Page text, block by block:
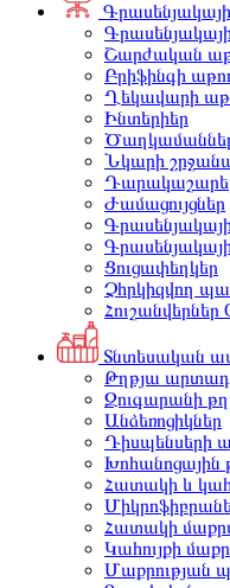
Շարժական
Բրիֆինգի
Ղեկավարի
Ինտերիեր
Նկարի
Ժամացույցներ
Ցուցափեղկեր
Չհրկիզվող
Հուշանվերներ
Տնտեսական
Թղթյա
Զուգարանի
Անձեռոցիկներ
Դիսպենսերի
Խոհանոցային
Հատակի և
Հատակի
Կահույքի
Մաքրության